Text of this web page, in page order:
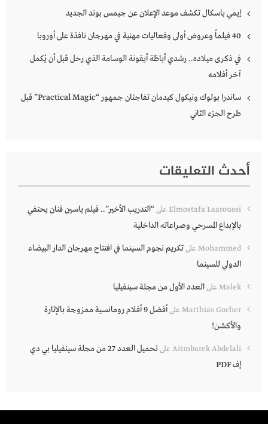
إيمي باسكال تكشف موعد الإعلان عن جيمس بوند الجديد
40 فيلماً وعروض أولى وفعاليات مهنية في مهرجان نافذة على أوروبا
في ذكرى ميلاده.. رشدي أباظة أيقونة الوسامة الذي رحل قبل أن يُكمل
آخر أفلامه
ساندرا بولوك ونيكول كيدمان تفاجئان جمهور “Practical Magic” قبل
طرح الجزء الثاني
أحدث التعليقات
Elmostafa Laaroussi على“التدريب الأخير”.. فيلم ياسين فنان يحتفي
بالإبداع المسرحي وصراعاته الداخلية
Mohammed علىتكريم نجوم السينما في افتتاح مهرجان الدار البيضاء
الدولي للسينما
Malek علىالعدد الأول من مجلة سينفيليا
Matthias Gocher على
أفضل 9 أفلام رومانسية ممزوجة بالإثارة
والأكشن!
Aitmbarek Abdelali على
تحميل العدد 27 من مجلة سينفيليا بي دي
إف PDF